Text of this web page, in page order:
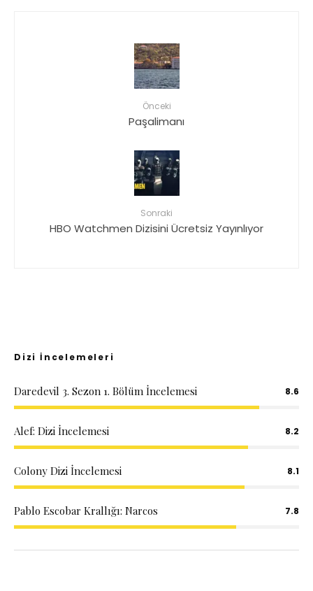
Önceki
Paşalimanı
Sonraki
HBO Watchmen Dizisini Ücretsiz Yayınlıyor
Dizi İncelemeleri
Daredevil 3. Sezon 1. Bölüm İncelemesi 8.6
Alef: Dizi İncelemesi 8.2
Colony Dizi İncelemesi 8.1
Pablo Escobar Krallığı: Narcos 7.8